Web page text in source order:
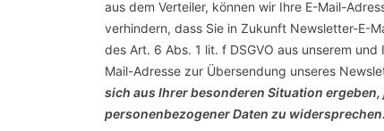
aus dem Verteiler, können wir Ihre E-Mail-
verhindern, dass Sie in Zukunft Newsletter-E-
des Art. 6 Abs. 1 lit. f DSGVO aus unserem
Mail-Adresse zur Übersendung unseres
sich aus Ihrer besonderen Situation
personenbezogener Daten zu widersprechen.